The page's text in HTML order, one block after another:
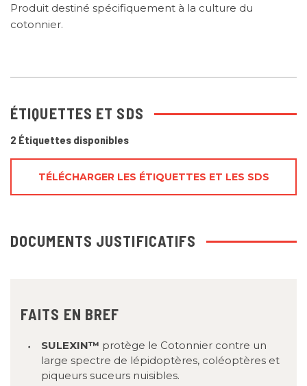
Produit destiné spécifiquement à la culture du
cotonnier.
FAITS EN BREF
SULEXIN™ protège le Cotonnier contre un
large spectre de lépidoptères, coléoptères et
piqueurs suceurs nuisibles.
ÉTIQUETTES ET SDS
2 Étiquettes disponibles
TÉLÉCHARGER LES ÉTIQUETTES ET LES SDS
DOCUMENTS JUSTIFICATIFS